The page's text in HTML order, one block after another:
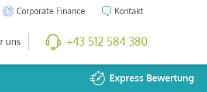
Corporate Finance Kontakt
uns +43 512 584 380
Express Bewertung